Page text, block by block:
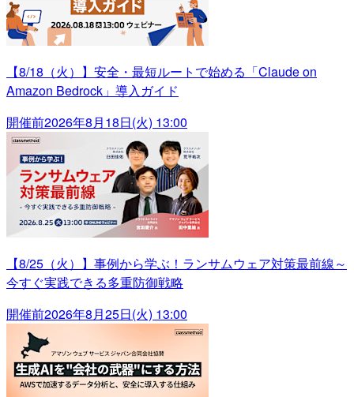
【8/18（火）】安全・最短ルートで始める「Claude on
Amazon Bedrock」導入ガイド
開催前2026年8月18日(火) 13:00
【8/25（火）】事例から学ぶ！ランサムウェア対策最前線～
今すぐ実践できる多重防御戦略
開催前2026年8月25日(火) 13:00